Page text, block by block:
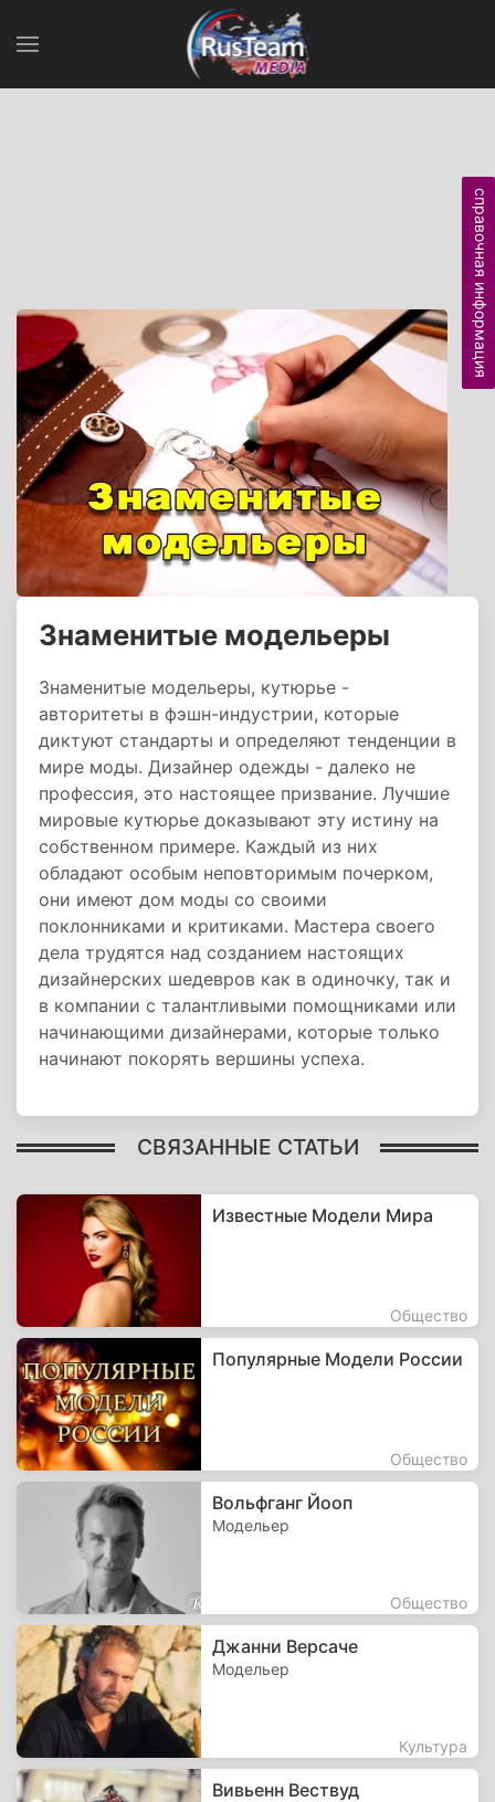
Знаменитые модельеры
Знаменитые модельеры, кутюрье -
авторитеты в фэшн-индустрии, которые
диктуют стандарты и определяют тенденции в
мире моды. Дизайнер одежды - далеко не
профессия, это настоящее призвание. Лучшие
мировые кутюрье доказывают эту истину на
собственном примере. Каждый из них
обладают особым неповторимым почерком,
они имеют дом моды со своими
поклонниками и критиками. Мастера своего
дела трудятся над созданием настоящих
дизайнерских шедевров как в одиночку, так и
в компании с талантливыми помощниками или
начинающими дизайнерами, которые только
начинают покорять вершины успеха.
СВЯЗАННЫЕ СТАТЬИ
Известные Модели Мира
Общество
Популярные Модели России
Общество
Вольфганг Йооп
Модельер
Общество
Джанни Версаче
Модельер
Культура
Вивьенн Вествуд
справочная информация